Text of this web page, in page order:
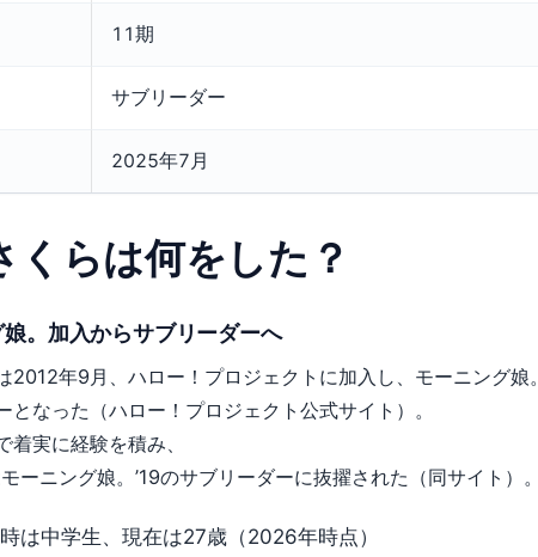
11期
サブリーダー
2025年7月
くらは何をした？
。加入からサブリーダーへ
2012年9月、ハロー！プロジェクトに加入し、モーニング娘。
となった（ハロー！プロジェクト公式サイト）。
着実に経験を積み、
ーニング娘。’19のサブリーダーに抜擢された（同サイト）。
は中学生、現在は27歳（2026年時点）